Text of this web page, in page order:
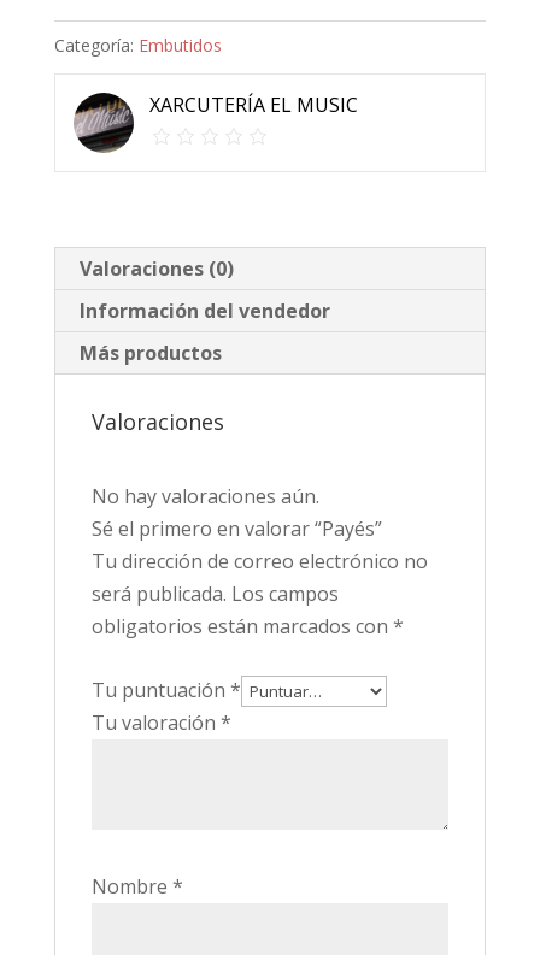
Categoría: Embutidos
XARCUTERÍA EL MUSIC
Valoraciones (0)
Información del vendedor
Más productos
Valoraciones
No hay valoraciones aún.
Sé el primero en valorar “Payés”
Tu dirección de correo electrónico no
será publicada. Los campos
obligatorios están marcados con *
Tu puntuación *
Tu valoración *
Nombre *